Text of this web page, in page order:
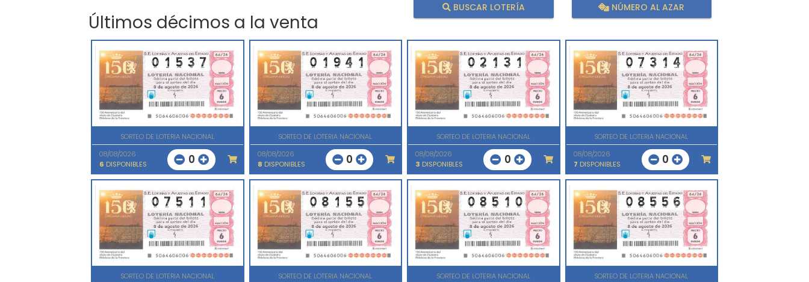
Últimos décimos a la venta
BUSCAR LOTERÍA NÚMERO AL AZAR
SORTEO DE LOTERIA NACIONAL
08/08/2026
6 DISPONIBLES 0
SORTEO DE LOTERIA NACIONAL
08/08/2026
8 DISPONIBLES 0
SORTEO DE LOTERIA NACIONAL
08/08/2026
3 DISPONIBLES 0
SORTEO DE LOTERIA NACIONAL
08/08/2026
7 DISPONIBLES 0
SORTEO DE LOTERIA NACIONAL
SORTEO DE LOTERIA NACIONAL
SORTEO DE LOTERIA NACIONAL
SORTEO DE LOTERIA NACIONAL